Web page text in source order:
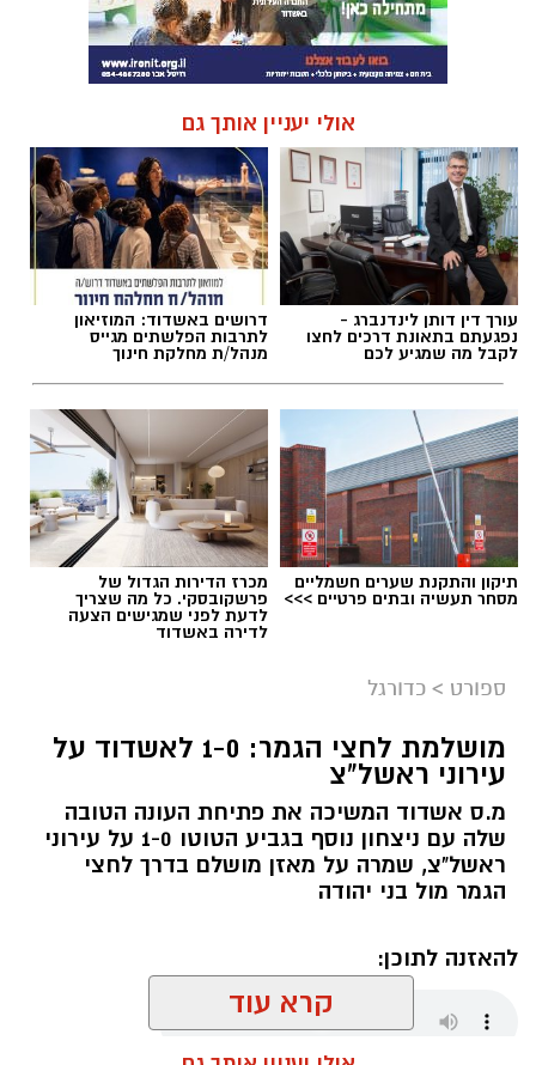
אולי יעניין אותך גם
עורך דין דותן לינדנברג -
נפגעתם בתאונת דרכים לחצו
לקבל מה שמגיע לכם
דרושים באשדוד: המוזיאון
לתרבות הפלשתים מגייס
מנהל/ת מחלקת חינוך
תיקון והתקנת שערים חשמליים
מסחר תעשיה ובתים פרטיים >>>
מכרז הדירות הגדול של
פרשקובסקי. כל מה שצריך
לדעת לפני שמגישים הצעה
לדירה באשדוד
ספורט > כדורגל
מושלמת לחצי הגמר: 1-0 לאשדוד על
עירוני ראשל"צ
מ.ס אשדוד המשיכה את פתיחת העונה הטובה
שלה עם ניצחון נוסף בגביע הטוטו 1-0 על עירוני
ראשל"צ, שמרה על מאזן מושלם בדרך לחצי
הגמר מול בני יהודה
להאזנה לתוכן:
קרא עוד